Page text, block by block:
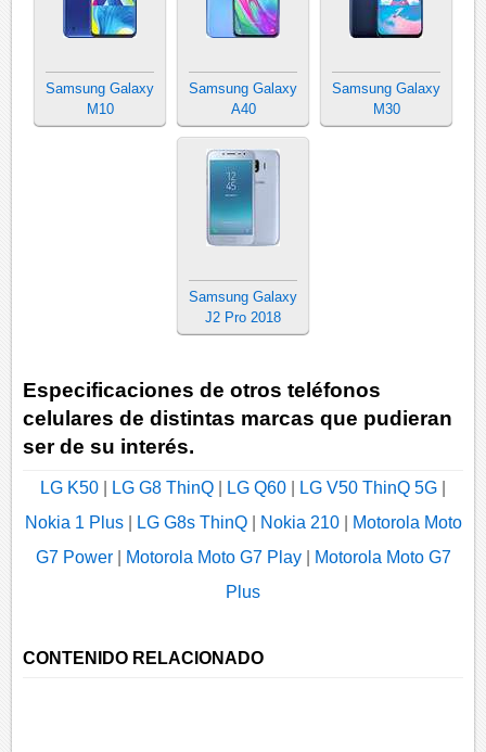
Samsung Galaxy
M10
Samsung Galaxy
A40
Samsung Galaxy
M30
Samsung Galaxy
J2 Pro 2018
Especificaciones de otros teléfonos
celulares de distintas marcas que pudieran
ser de su interés.
LG K50 LG G8 ThinQ LG Q60 LG V50 ThinQ 5G
Nokia 1 Plus| LG G8s ThinQ| Nokia 210|
Motorola Moto
G7 Power| Motorola Moto G7 Play|
Motorola Moto G7
Plus
CONTENIDO RELACIONADO